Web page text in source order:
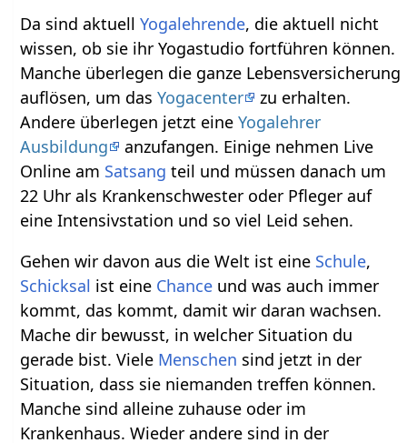
Da sind aktuellYogalehrende, die aktuell nicht
wissen, ob sie ihr Yogastudio fortführen können.
Manche überlegen die ganze Lebensversicherung
auflösen, um dasYogacenter
zu erhalten.
Andere überlegen jetzt eineYogalehrer
Ausbildung
anzufangen. Einige nehmen Live
Online am Satsang teil und müssen danach um
22 Uhr als Krankenschwester oder Pfleger auf
eine Intensivstation und so viel Leid sehen.
Gehen wir davon aus die Welt ist eine Schule,
Schicksal ist eine Chance und was auch immer
kommt, das kommt, damit wir daran wachsen.
Mache dir bewusst, in welcher Situation du
gerade bist. Viele Menschen sind jetzt in der
Situation, dass sie niemanden treffen können.
Manche sind alleine zuhause oder im
Krankenhaus. Wieder andere sind in der